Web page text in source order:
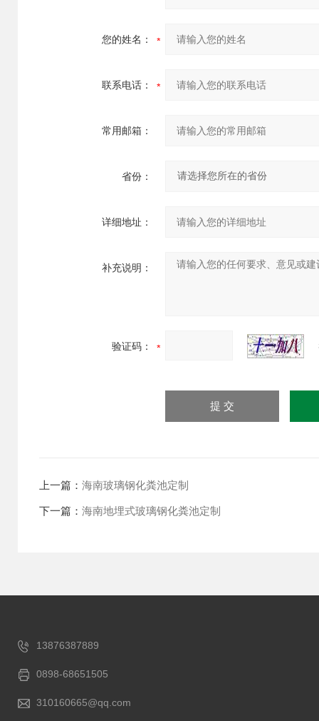
您的姓名：
联系电话：
常用邮箱：
省份：
详细地址：
补充说明：
验证码：
上一篇： 海南玻璃钢化粪池定制
下一篇： 海南地埋式玻璃钢化粪池定制
13876387889
0898-68651505
310160665@qq.com